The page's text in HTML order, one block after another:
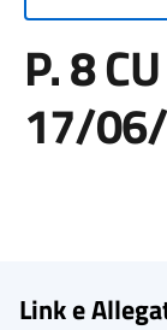
P. 8
17/
Link e